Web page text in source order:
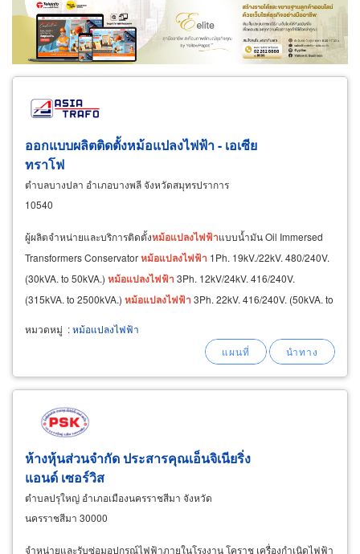
ขายส่ง ขายปลีก ผู้ผลิต
ตัวแทนจัดจำหน่าย
ผู้ส่งออก/นำเข้า
ธุรกิจบริการ
ออกแบบผลิตติดตั้งหม้อแปลงไฟฟ้า - เอเซีย
ทราโฟ
ตำบลบางปลา อำเภอบางพลี จังหวัดสมุทรปราการ
10540
ผู้ผลิตจำหน่ายและบริการติดตั้งหม้อแปลงไฟฟ้าแบบน้ำมัน Oil Immersed
Transformers Conservatorหม้อแปลงไฟฟ้า 1Ph. 19kV./22kV. 480/240V.
(30kVA. to 50kVA.) หม้อแปลงไฟฟ้า 3Ph. 12kV/24kV. 416/240V.
(315kVA. to 2500kVA.) หม้อแปลงไฟฟ้า 3Ph. 22kV. 416/240V. (50kVA. to
หมวดหมู่ :หม้อแปลงไฟฟ้า
ห้างหุ้นส่วนจำกัด ประสารคุณเอ็นจิเนียริ่ง
แอนด์ เซอร์วิส
ตำบลปรุใหญ่ อำเภอเมืองนครราชสีมา จังหวัด
นครราชสีมา 30000
จำหน่ายและรับซ่อมอุปกรณ์ไฟฟ้าภายในโรงงาน โคราช เครื่องกำเนิดไฟฟ้า